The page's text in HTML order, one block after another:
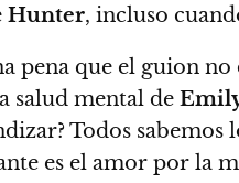
Hunter, incluso
pena que el guion
salud mental de
Todos
es el amor por la